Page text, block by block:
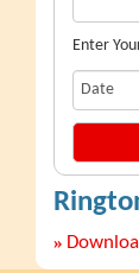
Enter
»